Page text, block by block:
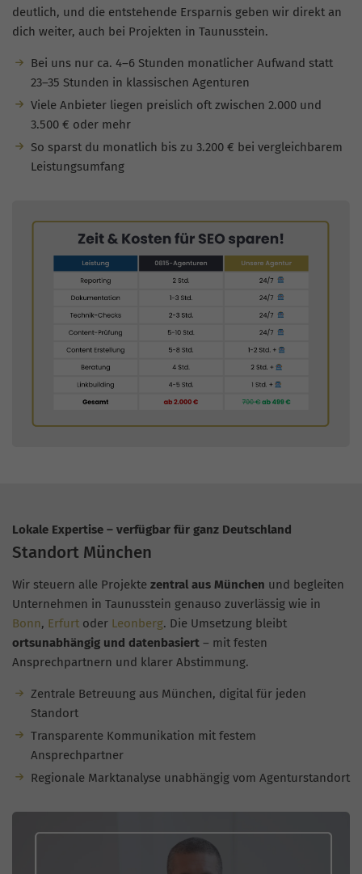
deutlich, und die entstehende Ersparnis geben wir direkt an
dich weiter, auch bei Projekten in Taunusstein.
Bei uns nur ca. 4–6 Stunden monatlicher Aufwand statt
23–35 Stunden in klassischen Agenturen
Viele Anbieter liegen preislich oft zwischen 2.000 und
3.500 € oder mehr
So sparst du monatlich bis zu 3.200 € bei vergleichbarem
Leistungsumfang
Lokale Expertise – verfügbar für ganz Deutschland
Standort München
Wir steuern alle Projekte zentral aus München und begleiten
Unternehmen in Taunusstein genauso zuverlässig wie in
Bonn, Erfurt oder Leonberg. Die Umsetzung bleibt
ortsunabhängig und datenbasiert – mit festen
Ansprechpartnern und klarer Abstimmung.
Zentrale Betreuung aus München, digital für jeden
Standort
Transparente Kommunikation mit festem
Ansprechpartner
Regionale Marktanalyse unabhängig vom Agenturstandort